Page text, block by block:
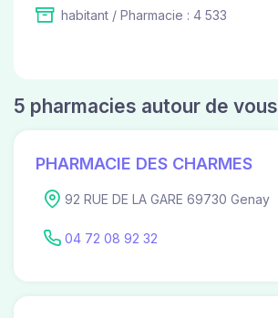
habitant / Pharmacie : 4 533
5 pharmacies autour de vous
PHARMACIE DES CHARMES
92 RUE DE LA GARE 69730 Genay
04 72 08 92 32